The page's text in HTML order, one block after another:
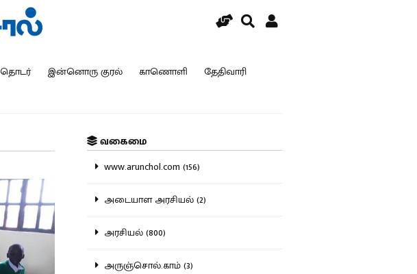
தொடர் இன்னொரு குரல் காணொளி தேதிவாரி
வகைமை
www.arunchol.com (156)
அடையாள அரசியல் (2)
அரசியல் (800)
அருஞ்சொல்.காம் (3)